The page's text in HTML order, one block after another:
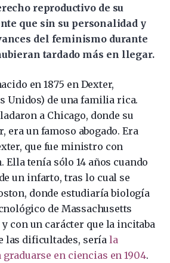
reproductivo de su
que sin su personalidad y
del feminismo durante
tardado más en llegar.
en 1875 en Dexter,
Unidos) de una familia rica.
a Chicago, donde su
era un famoso abogado. Era
que fue ministro con
Ella tenía sólo 14 años cuando
un infarto, tras lo cual se
donde estudiaría biología
de Massachusetts
con un carácter que la incitaba
las dificultades, seríala
en ciencias en 1904.